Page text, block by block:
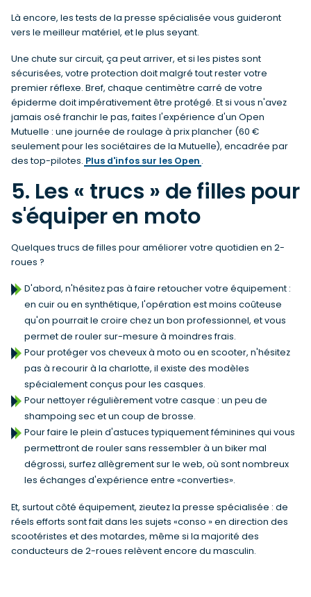
Là encore, les tests de la presse spécialisée vous guideront
vers le meilleur matériel, et le plus seyant.
Une chute sur circuit, ça peut arriver, et si les pistes sont
sécurisées, votre protection doit malgré tout rester votre
premier réflexe. Bref, chaque centimètre carré de votre
épiderme doit impérativement être protégé. Et si vous n'avez
jamais osé franchir le pas, faites l'expérience d'un Open
Mutuelle : une journée de roulage à prix plancher (60 €
seulement pour les sociétaires de la Mutuelle), encadrée par
des top-pilotes. Plus d'infos sur les Open .
5. Les « trucs » de filles pour
s'équiper en moto
Quelques trucs de filles pour améliorer votre quotidien en 2-
roues ?
D'abord, n'hésitez pas à faire retoucher votre équipement :
en cuir ou en synthétique, l'opération est moins coûteuse
qu'on pourrait le croire chez un bon professionnel, et vous
permet de rouler sur-mesure à moindres frais.
Pour protéger vos cheveux à moto ou en scooter, n'hésitez
pas à recourir à la charlotte, il existe des modèles
spécialement conçus pour les casques.
Pour nettoyer régulièrement votre casque : un peu de
shampoing sec et un coup de brosse.
Pour faire le plein d'astuces typiquement féminines qui vous
permettront de rouler sans ressembler à un biker mal
dégrossi, surfez allègrement sur le web, où sont nombreux
les échanges d'expérience entre «converties».
Et, surtout côté équipement, zieutez la presse spécialisée : de
réels efforts sont fait dans les sujets «conso » en direction des
scootéristes et des motardes, même si la majorité des
conducteurs de 2-roues relèvent encore du masculin.